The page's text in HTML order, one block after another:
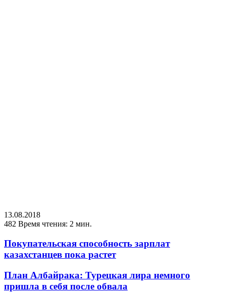
13.08.2018
482 Время чтения: 2 мин.
Покупательская способность зарплат
казахстанцев пока растет
План Албайрака: Турецкая лира немного
пришла в себя после обвала